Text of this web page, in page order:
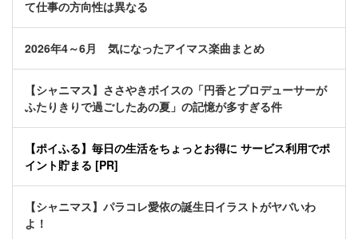
て仕事の方向性は異なる
2026年4～6月 気になったアイマス楽曲まとめ
【シャニマス】ささやきボイスの「円香とプロデューサーが
ふたりきりで過ごしたあの夏」の記憶が多すぎる件
【ポイふる】毎日の生活をちょっとお得に サービス利用でポ
イント貯まる [PR]
【シャニマス】パラコレ愛依の誕生日イラストがヤバいわ
よ！